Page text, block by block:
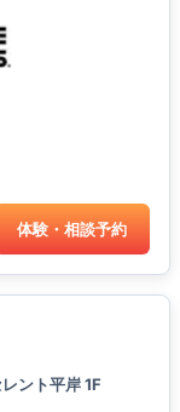
体験・相談予約
ント平岸 1F